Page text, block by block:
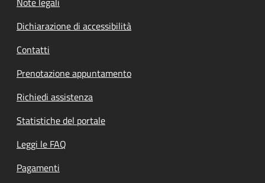
Dichiarazione di accessibilità
Contatti
Prenotazione appuntamento
Richiedi assistenza
Statistiche del portale
Leggi le FAQ
Pagamenti